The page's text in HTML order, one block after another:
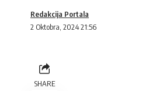
2 Oktobra, 2024 21:56
Redakcija Portala
SHARE